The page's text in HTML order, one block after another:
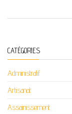
CATÉGORIES
Administratif
Artisanat
Assainissement